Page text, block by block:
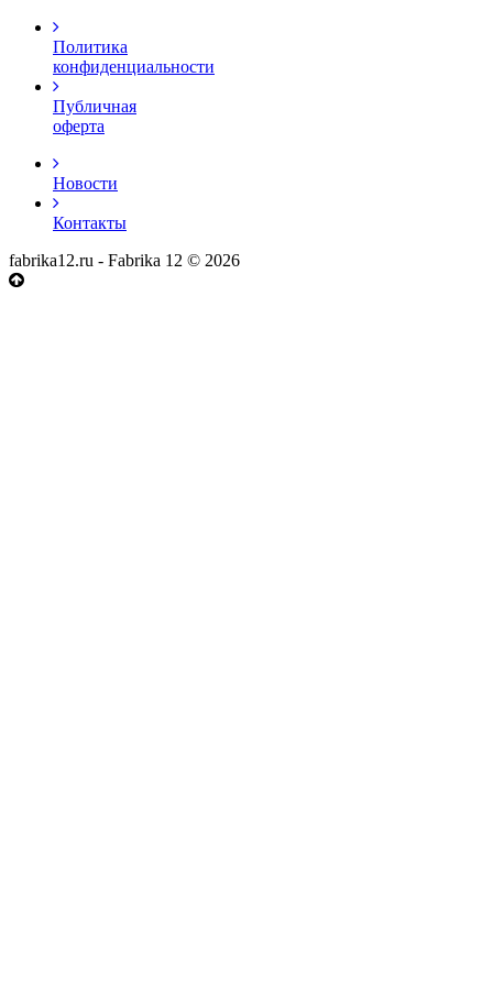
Политика
конфиденциальности
Публичная
оферта
Новости
Контакты
fabrika12.ru - Fabrika 12 © 2026